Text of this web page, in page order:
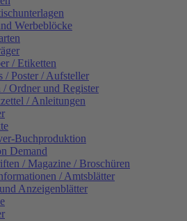
Werbeblöcke
/ Etiketten
/ Poster / Aufsteller
/ Ordner und Register
/ Anleitungen
Buchproduktion
Demand
/ Magazine / Broschüren
/ Amtsblätter
Anzeigenblätter